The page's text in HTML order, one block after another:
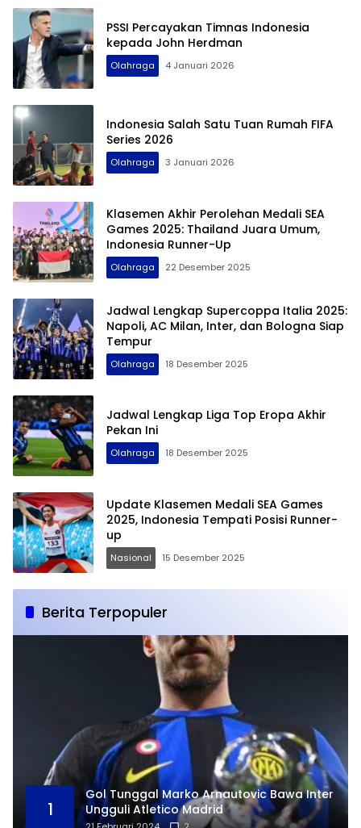
PSSI Percayakan Timnas Indonesia
kepada John Herdman
Olahraga 4 Januari 2026
Indonesia Salah Satu Tuan Rumah FIFA
Series 2026
Olahraga 3 Januari 2026
Klasemen Akhir Perolehan Medali SEA
Games 2025: Thailand Juara Umum,
Indonesia Runner-Up
Olahraga 22 Desember 2025
Jadwal Lengkap Supercoppa Italia 2025:
Napoli, AC Milan, Inter, dan Bologna Siap
Tempur
Olahraga 18 Desember 2025
Jadwal Lengkap Liga Top Eropa Akhir
Pekan Ini
Olahraga 18 Desember 2025
Update Klasemen Medali SEA Games
2025, Indonesia Tempati Posisi Runner-
up
Nasional 15 Desember 2025
Berita Terpopuler
1
Gol Tunggal Marko Arnautovic Bawa Inter
Ungguli Atletico Madrid